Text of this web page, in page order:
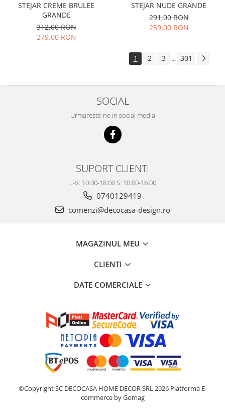
STEJAR CREME BRULEE
GRANDE
312,00 RON
279,00 RON
STEJAR NUDE GRANDE
291,00 RON
259,00 RON
1 2 3 ... 301
SOCIAL
Urmareste-ne in social media
SUPORT CLIENTI
L-V: 10:00-18:00 S: 10:00-16:00
0740129419
comenzi@decocasa-design.ro
MAGAZINUL MEU
CLIENTI
DATE COMERCIALE
©Copyright SC DECOCASA HOME DECOR SRL 2026 Platforma E-
commerce by Gomag